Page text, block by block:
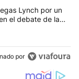
impugnó a
Lynch por un
el debate de la
por